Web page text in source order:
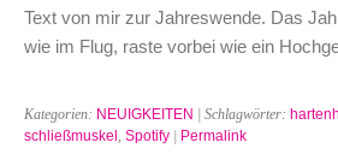
Text von mir zur Jahreswende. Das
wie im Flug, raste vorbei wie ein
Kategorien: NEUIGKEITEN | Schlagwörter:
schließmuskel , Spotify Permalink